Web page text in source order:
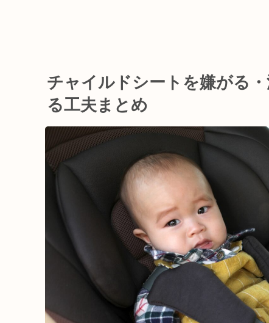
チャイルドシートを嫌がる
る工夫まとめ